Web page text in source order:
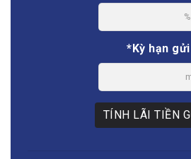
*Kỳ hạn gửi
TÍNH LÃI TIỀN